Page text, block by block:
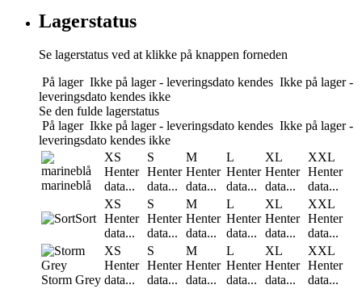
Lagerstatus
Se lagerstatus ved at klikke på knappen forneden
På lager Ikke på lager - leveringsdato kendes Ikke på lager -
leveringsdato kendes ikke
Se den fulde lagerstatus
På lager Ikke på lager - leveringsdato kendes Ikke på lager -
leveringsdato kendes ikke
marineblå
XS
Henter
data...
S
Henter
data...
M
Henter
data...
L
Henter
data...
XL
Henter
data...
XXL
Henter
data...
Sort
XS
Henter
data...
S
Henter
data...
M
Henter
data...
L
Henter
data...
XL
Henter
data...
XXL
Henter
data...
Storm Grey
XS
Henter
data...
S
Henter
data...
M
Henter
data...
L
Henter
data...
XL
Henter
data...
XXL
Henter
data...